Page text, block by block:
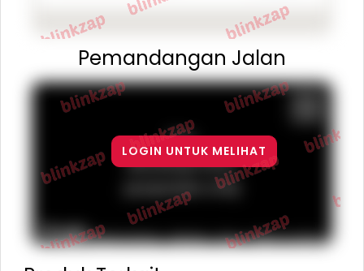
Pemandangan Jalan
For
development
purposes only
Keyboard shortcuts Map Data Terms Report a problem
LOGIN UNTUK MELIHAT